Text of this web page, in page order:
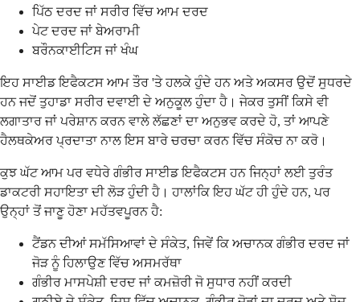
ਪਿੱਠ ਦਰਦ ਜਾਂ ਸਰੀਰ ਵਿੱਚ ਆਮ ਦਰਦ
ਪੇਟ ਦਰਦ ਜਾਂ ਬੇਅਰਾਮੀ
ਬਰੌਨਕਾਈਟਿਸ ਜਾਂ ਖੰਘ
ਇਹ ਸਾਈਡ ਇਫੈਕਟਸ ਆਮ ਤੌਰ 'ਤੇ ਹਲਕੇ ਹੁੰਦੇ ਹਨ ਅਤੇ ਅਕਸਰ ਉਦੋਂ ਸੁਧਰਦੇ
ਹਨ ਜਦੋਂ ਤੁਹਾਡਾ ਸਰੀਰ ਦਵਾਈ ਦੇ ਅਨੁਕੂਲ ਹੁੰਦਾ ਹੈ। ਜੇਕਰ ਤੁਸੀਂ ਕਿਸੇ ਵੀ
ਲਗਾਤਾਰ ਜਾਂ ਪਰੇਸ਼ਾਨ ਕਰਨ ਵਾਲੇ ਲੱਛਣਾਂ ਦਾ ਅਨੁਭਵ ਕਰਦੇ ਹੋ, ਤਾਂ ਆਪਣੇ
ਹੈਲਥਕੇਅਰ ਪ੍ਰਦਾਤਾ ਨਾਲ ਇਸ ਬਾਰੇ ਚਰਚਾ ਕਰਨ ਵਿੱਚ ਸੰਕੋਚ ਨਾ ਕਰੋ।
ਕੁਝ ਘੱਟ ਆਮ ਪਰ ਵਧੇਰੇ ਗੰਭੀਰ ਸਾਈਡ ਇਫੈਕਟਸ ਹਨ ਜਿਨ੍ਹਾਂ ਲਈ ਤੁਰੰਤ
ਡਾਕਟਰੀ ਸਹਾਇਤਾ ਦੀ ਲੋੜ ਹੁੰਦੀ ਹੈ। ਹਾਲਾਂਕਿ ਇਹ ਘੱਟ ਹੀ ਹੁੰਦੇ ਹਨ, ਪਰ
ਉਨ੍ਹਾਂ ਤੋਂ ਜਾਣੂ ਹੋਣਾ ਮਹੱਤਵਪੂਰਨ ਹੈ:
ਟੈਂਡਨ ਦੀਆਂ ਸਮੱਸਿਆਵਾਂ ਦੇ ਸੰਕੇਤ, ਜਿਵੇਂ ਕਿ ਅਚਾਨਕ ਗੰਭੀਰ ਦਰਦ ਜਾਂ
ਜੋੜ ਨੂੰ ਹਿਲਾਉਣ ਵਿੱਚ ਅਸਮਰੱਥਾ
ਗੰਭੀਰ ਮਾਸਪੇਸ਼ੀ ਦਰਦ ਜਾਂ ਕਮਜ਼ੋਰੀ ਜੋ ਸੁਧਾਰ ਨਹੀਂ ਕਰਦੀ